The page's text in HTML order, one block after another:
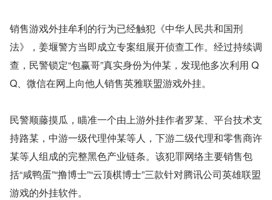
销售游戏外挂牟利的行为已经触犯《中华人民共和国刑
法》，姜堰警方当即成立专案组展开侦查工作。经过持续调
查，民警锁定“包赢哥”真实身份为仲某，发现他多次利用 Q
Q、微信在网上向他人销售英雅联盟游戏外挂。
民警顺藤摸瓜，瞄准一个由上游外挂作者罗某、平台技术支
持路某，中游一级代理仲某等人，下游二级代理和零售商许
某等人组成的完整黑色产业链条。该犯罪网络主要销售包
括“咸鸭蛋”“撸博士”“云顶棋博士”三款针对腾讯公司英雄联盟
游戏的外挂软件。